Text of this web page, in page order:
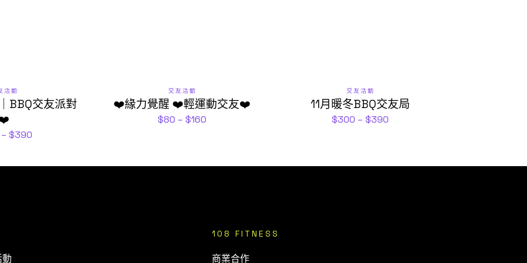
活動
BBQ交友派對
– $390
交友活動
❤️緣力覺醒 ❤️輕運動交友❤️
$80 – $160
交友活動
11月暖冬BBQ交友局
$300 – $390
108 FITNESS
商業合作